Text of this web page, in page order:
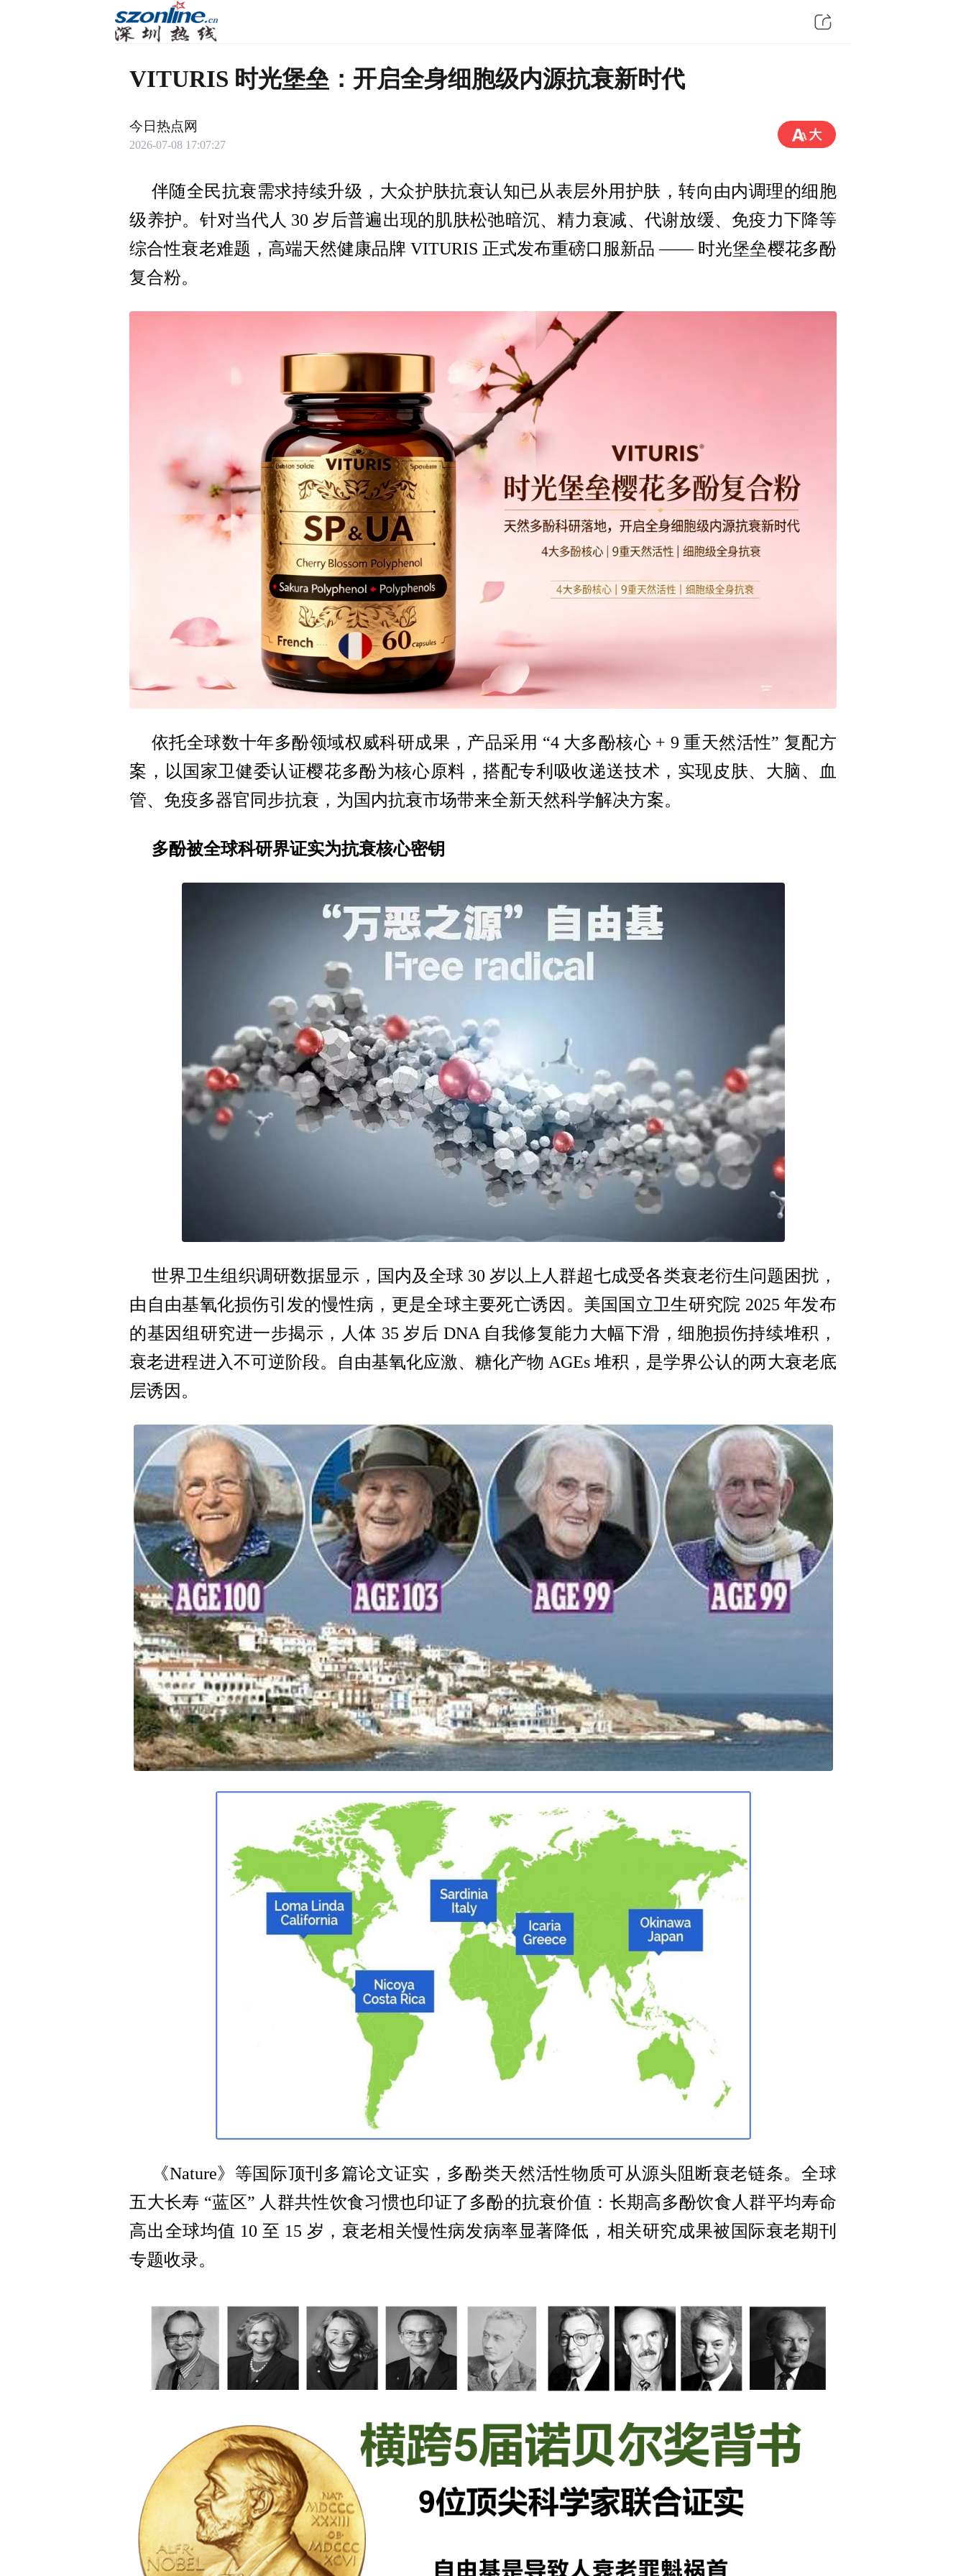
VITURIS 时光堡垒：开启全身细胞级内源抗衰新时代
今日热点网
2026-07-08 17:07:27
伴随全民抗衰需求持续升级，大众护肤抗衰认知已从表层外用护肤，转向由内调理的细胞
级养护。针对当代人 30 岁后普遍出现的肌肤松弛暗沉、精力衰减、代谢放缓、免疫力下降等
综合性衰老难题，高端天然健康品牌 VITURIS 正式发布重磅口服新品 —— 时光堡垒樱花多酚
复合粉。
依托全球数十年多酚领域权威科研成果，产品采用 “4 大多酚核心 + 9 重天然活性” 复配方
案，以国家卫健委认证樱花多酚为核心原料，搭配专利吸收递送技术，实现皮肤、大脑、血
管、免疫多器官同步抗衰，为国内抗衰市场带来全新天然科学解决方案。
多酚被全球科研界证实为抗衰核心密钥
世界卫生组织调研数据显示，国内及全球 30 岁以上人群超七成受各类衰老衍生问题困扰，
由自由基氧化损伤引发的慢性病，更是全球主要死亡诱因。美国国立卫生研究院 2025 年发布
的基因组研究进一步揭示，人体 35 岁后 DNA 自我修复能力大幅下滑，细胞损伤持续堆积，
衰老进程进入不可逆阶段。自由基氧化应激、糖化产物 AGEs 堆积，是学界公认的两大衰老底
层诱因。
《Nature》等国际顶刊多篇论文证实，多酚类天然活性物质可从源头阻断衰老链条。全球
五大长寿 “蓝区” 人群共性饮食习惯也印证了多酚的抗衰价值：长期高多酚饮食人群平均寿命
高出全球均值 10 至 15 岁，衰老相关慢性病发病率显著降低，相关研究成果被国际衰老期刊
专题收录。